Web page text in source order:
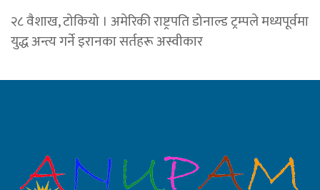
२८ वैशाख, टोकियो । अमेरिकी राष्ट्रपति डोनाल्ड ट्रम्पले मध्यपूर्वमा
युद्ध अन्त्य गर्ने इरानका सर्तहरू अस्वीकार